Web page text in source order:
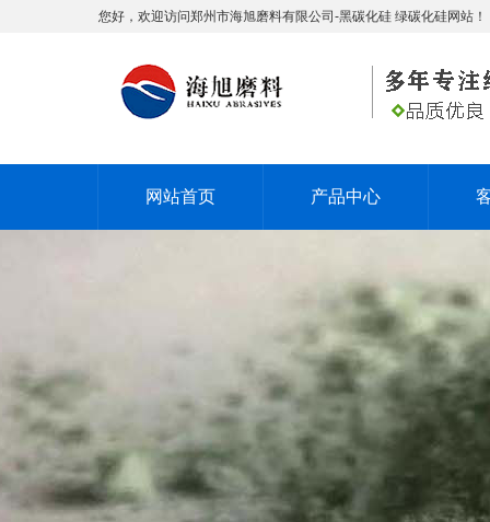
您好，欢迎访问郑州市海旭磨料有限公司-黑碳化硅 绿碳化硅网站！
网站首页 产品中心